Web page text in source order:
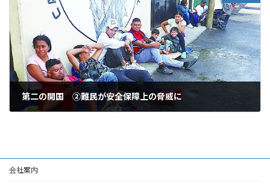
第二の開国 ②難民が安全保障上の脅威に
会社案内